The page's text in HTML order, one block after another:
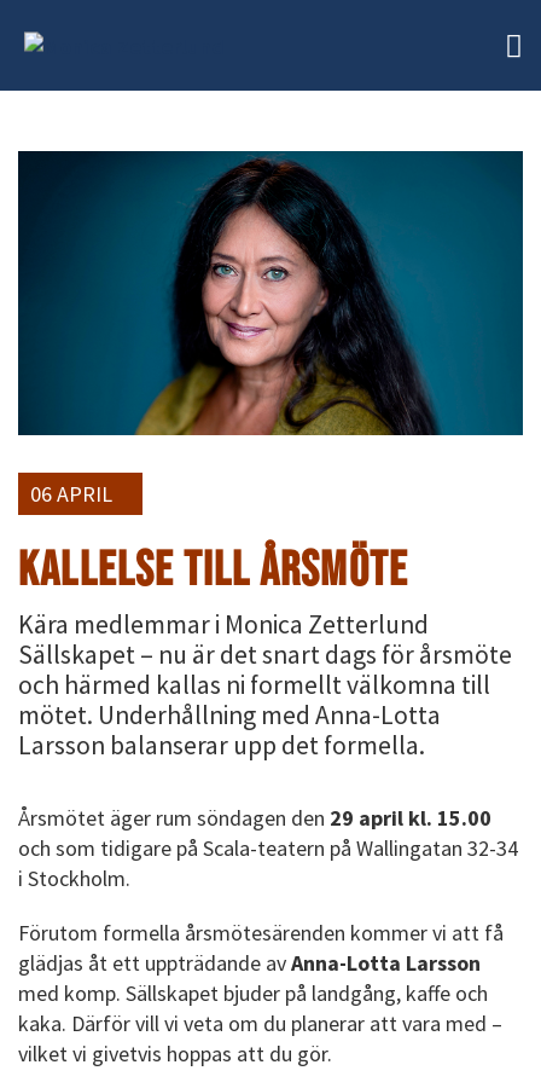
06 APRIL
KALLELSE TILL ÅRSMÖTE
Kära medlemmar i Monica Zetterlund
Sällskapet – nu är det snart dags för årsmöte
och härmed kallas ni formellt välkomna till
mötet. Underhållning med Anna-Lotta
Larsson balanserar upp det formella.
Årsmötet äger rum söndagen den 29 april kl. 15.00
och som tidigare på Scala-teatern på Wallingatan 32-34
i Stockholm.
Förutom formella årsmötesärenden kommer vi att få
glädjas åt ett uppträdande avAnna-Lotta Larsson
med komp. Sällskapet bjuder på landgång, kaffe och
kaka. Därför vill vi veta om du planerar att vara med –
vilket vi givetvis hoppas att du gör.